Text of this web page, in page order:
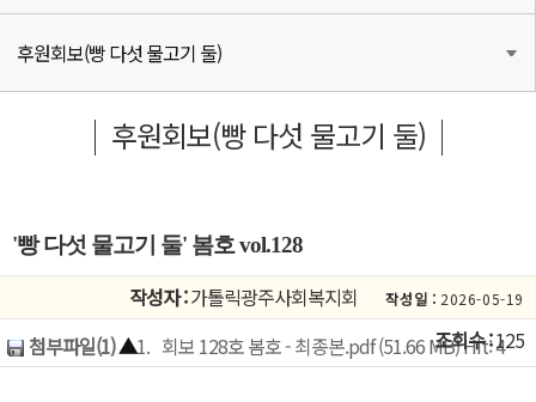
후원회보(빵 다섯 물고기 둘)
후원회보(빵 다섯 물고기 둘)
'빵 다섯 물고기 둘' 봄호 vol.128
작성자 :가톨릭광주사회복지회 작성일 : 2026-05-19
조회수 :125
첨부파일(1)▲1. 회보 128호 봄호 - 최종본.pdf (51.66 MB) Hit: 4